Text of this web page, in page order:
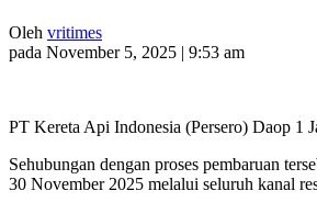
Oleh vritimes
pada November 5, 2025 | 9:53 am
PT Kereta Api Indonesia (Persero) Daop 1
Sehubungan dengan proses pembaruan
30 November 2025 melalui seluruh kanal